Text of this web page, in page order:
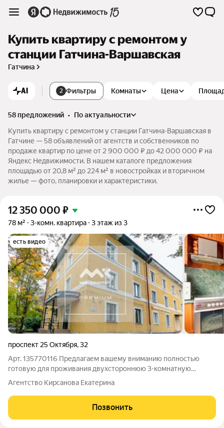
Купить квартиру с ремонтом у
станции Гатчина-Варшавская
Гатчина
AI 2 Фильтры Комнаты Цена
58 предложений •
по актуальности
Купить квартиру с ремонтом у станции Гатчина-Варшавская в
Гатчине — 58 объявлений от агентств и собственников по
продаже квартир по цене от 2 900 000 ₽ до 42 000 000 ₽ на
Яндекс Недвижимости. В нашем каталоге предложения
площадью от 20,8 м² до 224 м² в новостройках и вторичном
жилье — фото, планировки и характеристики.
12 350 000 ₽
78 м² 3-комн. квартира 3 этаж из 3
есть видео
проспект 25 Октября,32
Арт. 135770116 Предлагаем вашему вниманию полностью
готовую для проживания двухстороннюю 3-комнатную
квартиру в центре Гатчины! Квартира находится в
малоэтажном доме 1958 года постройки, фасад которого был
отреставрирован в 2016 году. Расположенная
Агентство Кирсанова Екатерина
Позвонить